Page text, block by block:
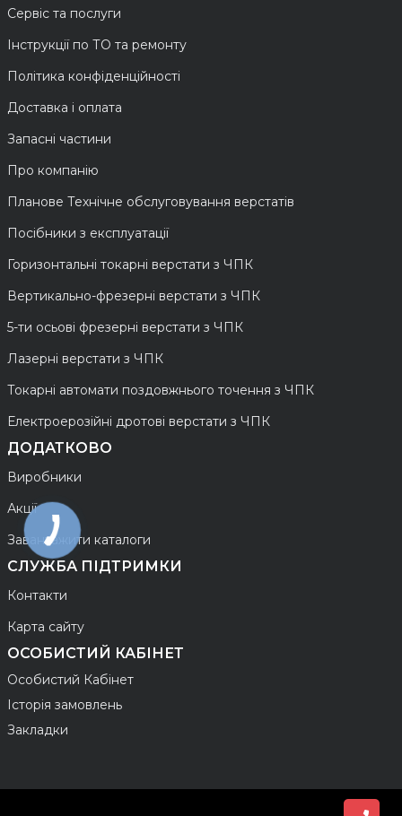
Сервіс та послуги
Інструкції по ТО та ремонту
Політика конфіденційності
Доставка і оплата
Запасні частини
Про компанію
Планове Технічне обслуговування верстатів
Посібники з експлуатації
Горизонтальні токарні верстати з ЧПК
Вертикально-фрезерні верстати з ЧПК
5-ти осьові фрезерні верстати з ЧПК
Лазерні верстати з ЧПК
Токарні автомати поздовжнього точення з ЧПК
Електроерозійні дротові верстати з ЧПК
ДОДАТКОВО
Виробники
Акції
Завантажити каталоги
СЛУЖБА ПІДТРИМКИ
Контакти
Карта сайту
ОСОБИСТИЙ КАБІНЕТ
Особистий Кабінет
Історія замовлень
Закладки